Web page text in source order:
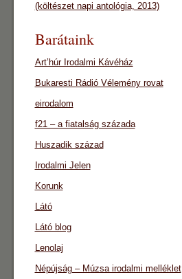
(költészet napi antológia, 2013)
Barátaink
Art’húr Irodalmi Kávéház
Bukaresti Rádió Vélemény rovat
eirodalom
f21 – a fiatalság százada
Huszadik század
Irodalmi Jelen
Korunk
Látó
Látó blog
Lenolaj
Népújság – Múzsa irodalmi melléklet